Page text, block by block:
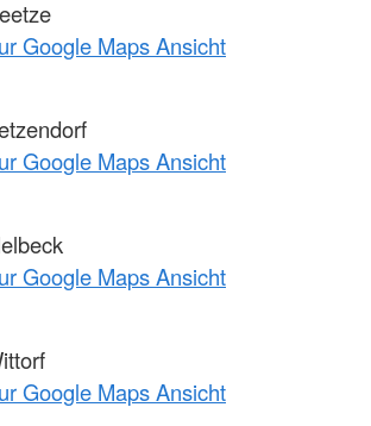
Google Maps Ansicht
Google Maps Ansicht
Google Maps Ansicht
Google Maps Ansicht